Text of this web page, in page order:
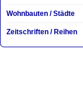
Wohnbauten / Städte
Zeitschriften / Reihen